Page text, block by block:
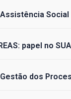
papel no
dos